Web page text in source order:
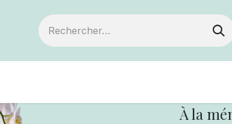
À la